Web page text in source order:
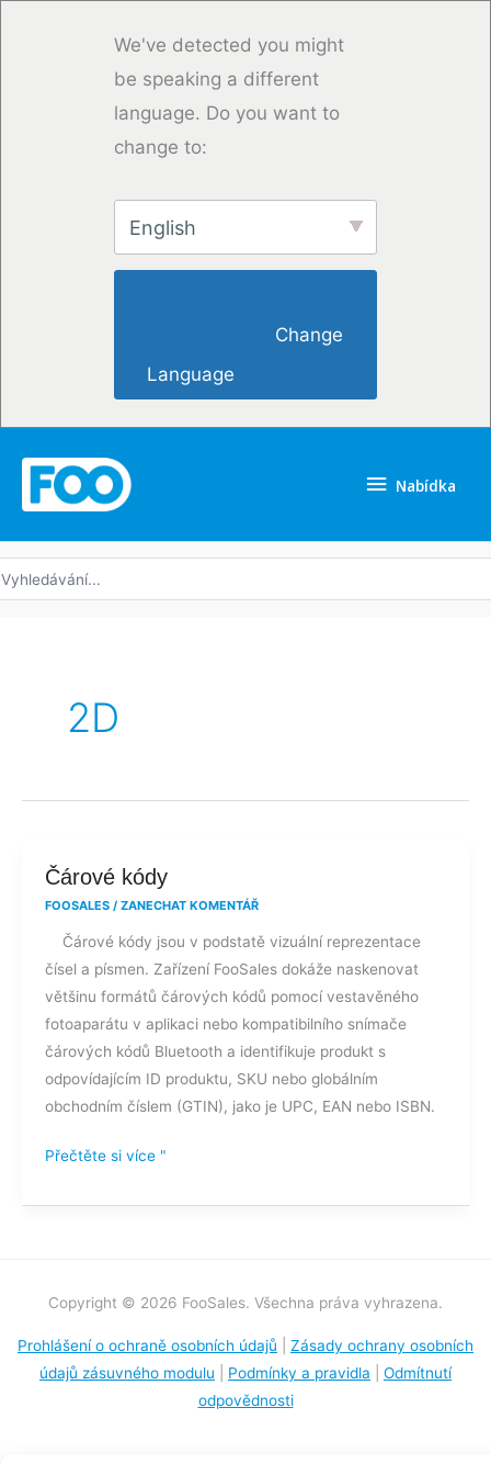
We've detected you might
be speaking a different
language. Do you want to
change to:
English
Language
Nabídka
2D
Čárové kódy
FOOSALES / ZANECHAT KOMENTÁŘ
Čárové kódy jsou v podstatě vizuální reprezentace
čísel a písmen. Zařízení FooSales dokáže naskenovat
většinu formátů čárových kódů pomocí vestavěného
fotoaparátu v aplikaci nebo kompatibilního snímače
čárových kódů Bluetooth a identifikuje produkt s
odpovídajícím ID produktu, SKU nebo globálním
obchodním číslem (GTIN), jako je UPC, EAN nebo ISBN.
Čárové
kódy
Přečtěte si více "
Copyright © 2026 FooSales. Všechna práva vyhrazena.
Prohlášení o ochraně osobních údajů
Zásady ochrany osobních
údajů zásuvného modulu
Podmínky a pravidla
Odmítnutí
odpovědnosti